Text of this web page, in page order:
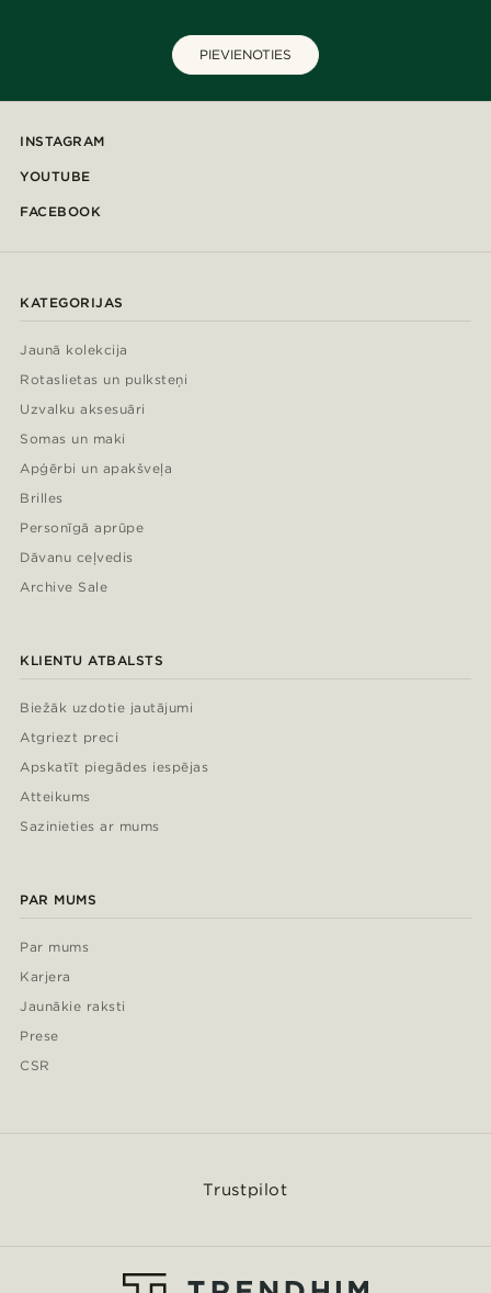
PIEVIENOTIES
INSTAGRAM
YOUTUBE
FACEBOOK
KATEGORIJAS
Jaunā kolekcija
Rotaslietas un pulksteņi
Uzvalku aksesuāri
Somas un maki
Apģērbi un apakšveļa
Brilles
Personīgā aprūpe
Dāvanu ceļvedis
Archive Sale
KLIENTU ATBALSTS
Biežāk uzdotie jautājumi
Atgriezt preci
Apskatīt piegādes iespējas
Atteikums
Sazinieties ar mums
PAR MUMS
Par mums
Karjera
Jaunākie raksti
Prese
CSR
Trustpilot